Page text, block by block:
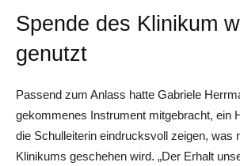
Spende des Klinikum
genutzt
Passend zum Anlass hatte Gabriele
gekommenes Instrument mitgebracht, ein
die Schulleiterin eindrucksvoll zeigen, was
Klinikums geschehen wird. „Der Erhalt